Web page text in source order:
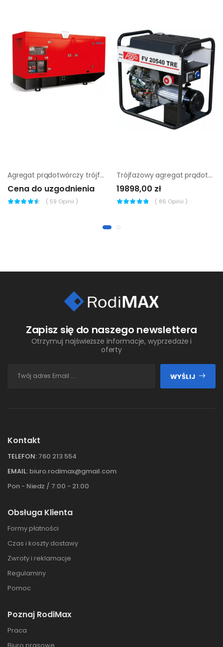
Agregat prądotwórczy trójfazowy Endress ESE 420 VW/AS
Cena do uzgodnienia
( 59 Opinii )
Trójfazowy agregat prądotwórczy Fogo FV 20540 TRE |
19898,00 zł
( 86 Opinii )
Zapisz się do naszego newslettera
Otrzymuj najświeższe informacje, wyprzedaże i
oferty
WYŚLIJ
Kontakt
TELEFON: 760 213 554
EMAIL: biuro.rodimax@gmail.com
Pon - Niedz / 7:00 - 21:00
Obsługa Klienta
Formy płatności
Czas i koszty dostawy
Zwroty i reklamacje
Regulaminy
Pomoc
Poznaj RodiMax
Praca